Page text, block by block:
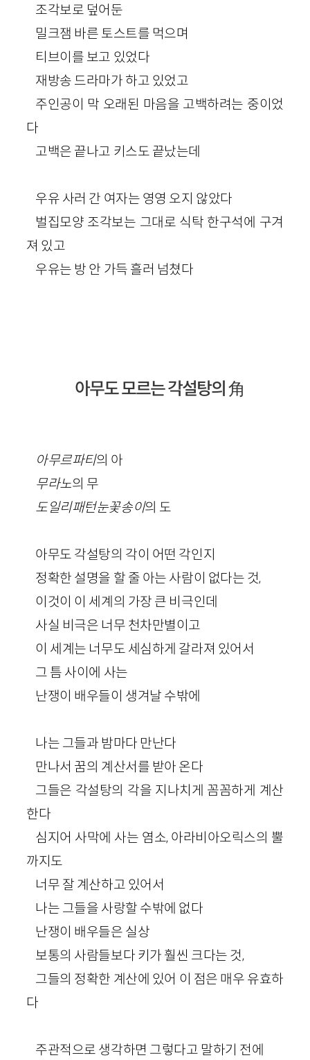
조각보로 덮어둔
밀크잼 바른 토스트를 먹으며
티브이를 보고 있었다
재방송 드라마가 하고 있었고
주인공이 막 오래된 마음을 고백하려는 중이었
다
고백은 끝나고 키스도 끝났는데
우유 사러 간 여자는 영영 오지 않았다
벌집모양 조각보는 그대로 식탁 한구석에 구겨
져 있고
우유는 방 안 가득 흘러 넘쳤다
아무도 모르는 각설탕의 角
아무르파티의 아
무라노의 무
도일리패턴눈꽃송이의 도
아무도 각설탕의 각이 어떤 각인지
정확한 설명을 할 줄 아는 사람이 없다는 것,
이것이 이 세계의 가장 큰 비극인데
사실 비극은 너무 천차만별이고
이 세계는 너무도 세심하게 갈라져 있어서
그 틈 사이에 사는
난쟁이 배우들이 생겨날 수밖에
나는 그들과 밤마다 만난다
만나서 꿈의 계산서를 받아 온다
그들은 각설탕의 각을 지나치게 꼼꼼하게 계산
한다
심지어 사막에 사는 염소, 아라비아오릭스의 뿔
까지도
너무 잘 계산하고 있어서
나는 그들을 사랑할 수밖에 없다
난쟁이 배우들은 실상
보통의 사람들보다 키가 훨씬 크다는 것,
그들의 정확한 계산에 있어 이 점은 매우 유효하
다
주관적으로 생각하면 그렇다고 말하기 전에